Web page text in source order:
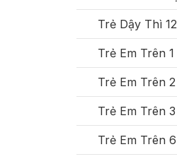
Trẻ Dậy Thì
Trẻ Em Trên 1
Trẻ Em Trên
Trẻ Em Trên
Trẻ Em Trên